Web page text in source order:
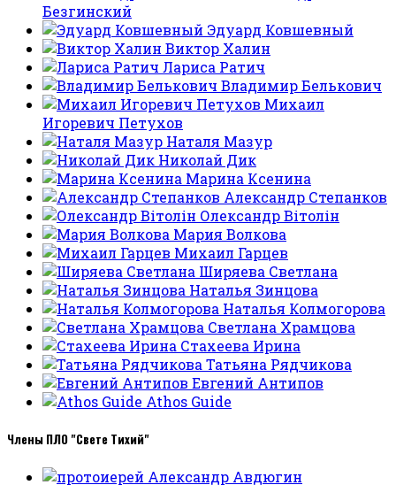
Безгинский
Эдуард Ковшевный
Виктор Халин
Лариса Ратич
Владимир Белькович
Михаил
Игоревич Петухов
Наталя Мазур
Николай Дик
Марина Ксенина
Александр Степанков
Олександр Вітолін
Мария Волкова
Михаил Гарцев
Ширяева Светлана
Наталья Зинцова
Наталья Колмогорова
Светлана Храмцова
Стахеева Ирина
Татьяна Рядчикова
Евгений Антипов
Athos Guide
Члены ПЛО "Свете Тихий"